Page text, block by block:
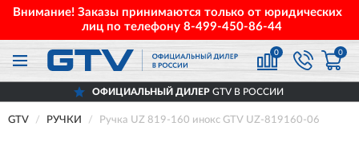
Внимание! Заказы принимаются только от юридических
лиц по телефону 8-499-450-86-44
0 0
ОФИЦИАЛЬНЫЙ ДИЛЕР GTV В РОССИИ
GTV РУЧКИ Ручка UZ 819-160 инокс GTV UZ-819160-06